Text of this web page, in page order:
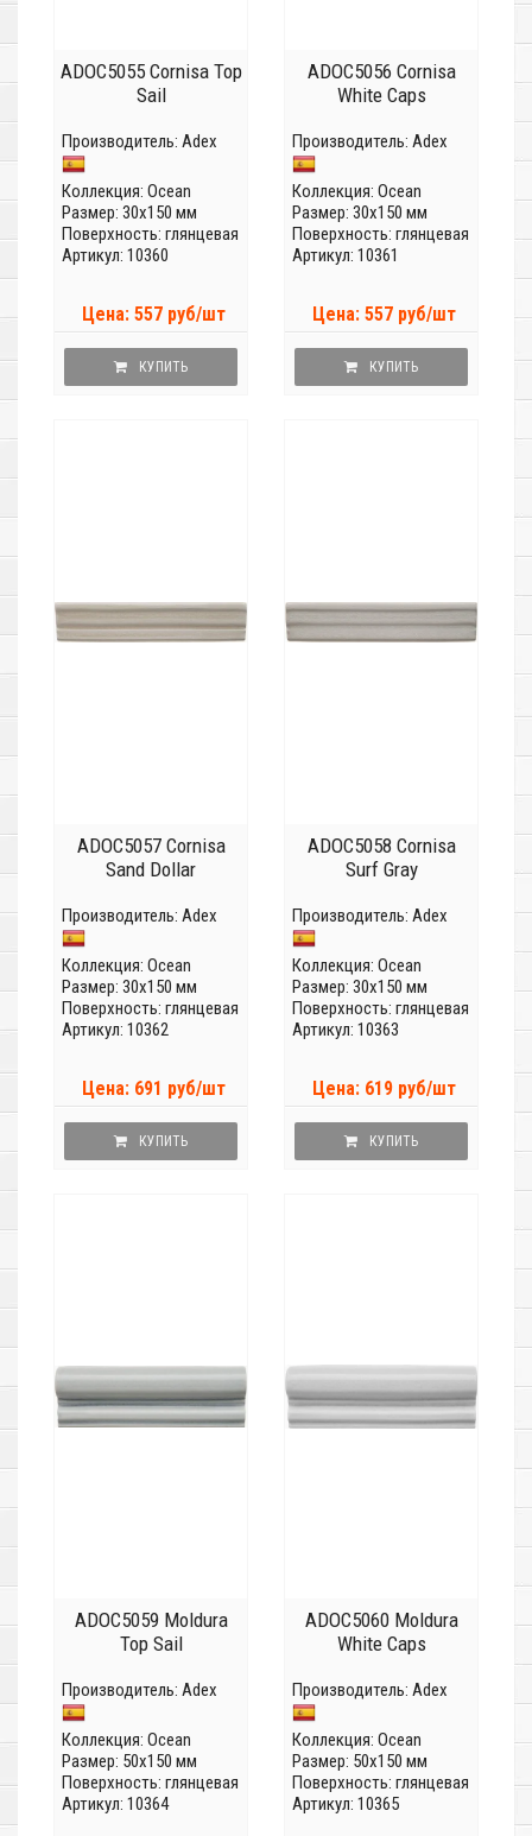
ADOC5055 Cornisa Top
Sail
Производитель: Adex
Коллекция: Ocean
Размер: 30x150 мм
Поверхность: глянцевая
Артикул: 10360
Цена: 557 руб/шт
КУПИТЬ
ADOC5056 Cornisa
White Caps
Производитель: Adex
Коллекция: Ocean
Размер: 30x150 мм
Поверхность: глянцевая
Артикул: 10361
Цена: 557 руб/шт
КУПИТЬ
ADOC5057 Cornisa
Sand Dollar
Производитель: Adex
Коллекция: Ocean
Размер: 30x150 мм
Поверхность: глянцевая
Артикул: 10362
Цена: 691 руб/шт
КУПИТЬ
ADOC5058 Cornisa
Surf Gray
Производитель: Adex
Коллекция: Ocean
Размер: 30x150 мм
Поверхность: глянцевая
Артикул: 10363
Цена: 619 руб/шт
КУПИТЬ
ADOC5059 Moldura
Top Sail
Производитель: Adex
Коллекция: Ocean
Размер: 50x150 мм
Поверхность: глянцевая
Артикул: 10364
ADOC5060 Moldura
White Caps
Производитель: Adex
Коллекция: Ocean
Размер: 50x150 мм
Поверхность: глянцевая
Артикул: 10365